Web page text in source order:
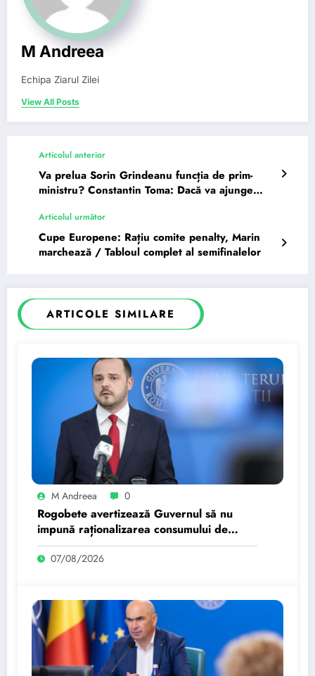
M Andreea
Echipa Ziarul Zilei
View All Posts
Articolul anterior
Va prelua Sorin Grindeanu funcția de prim-
ministru? Constantin Toma: Dacă va ajunge
Articolul următor
Cupe Europene: Rațiu comite penalty, Marin
marchează / Tabloul complet al semifinalelor
ARTICOLE SIMILARE
M Andreea 0
Rogobete avertizează Guvernul să nu
impună raționalizarea consumului de
energie și în fabricile de medicamente.
07/08/2026